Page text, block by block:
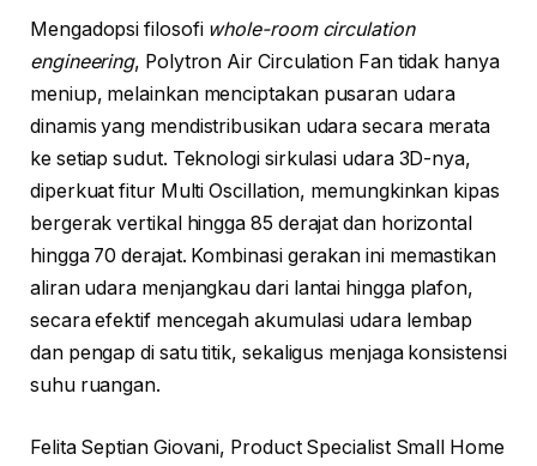
Mengadopsi filosofi whole-room circulation
engineering, Polytron Air Circulation Fan tidak hanya
meniup, melainkan menciptakan pusaran udara
dinamis yang mendistribusikan udara secara merata
ke setiap sudut. Teknologi sirkulasi udara 3D-nya,
diperkuat fitur Multi Oscillation, memungkinkan kipas
bergerak vertikal hingga 85 derajat dan horizontal
hingga 70 derajat. Kombinasi gerakan ini memastikan
aliran udara menjangkau dari lantai hingga plafon,
secara efektif mencegah akumulasi udara lembap
dan pengap di satu titik, sekaligus menjaga konsistensi
suhu ruangan.
Felita Septian Giovani, Product Specialist Small Home